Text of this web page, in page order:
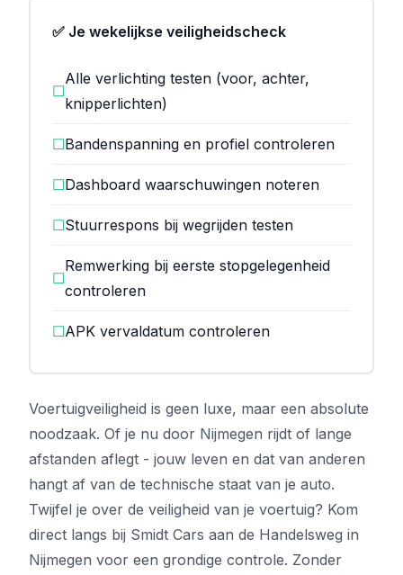
✅ Je wekelijkse veiligheidscheck
☐
Alle verlichting testen (voor, achter,
knipperlichten)
☐Bandenspanning en profiel controleren
☐Dashboard waarschuwingen noteren
☐Stuurrespons bij wegrijden testen
☐
Remwerking bij eerste stopgelegenheid
controleren
☐APK vervaldatum controleren
Voertuigveiligheid is geen luxe, maar een absolute
noodzaak. Of je nu door Nijmegen rijdt of lange
afstanden aflegt - jouw leven en dat van anderen
hangt af van de technische staat van je auto.
Twijfel je over de veiligheid van je voertuig? Kom
direct langs bij Smidt Cars aan de Handelsweg in
Nijmegen voor een grondige controle. Zonder